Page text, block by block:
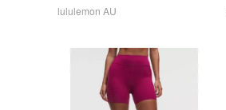
lululemon AU